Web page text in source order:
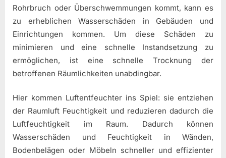
Rohrbruch oder Überschwemmungen kommt, kann es
zu erheblichen Wasserschäden in Gebäuden und
Einrichtungen kommen. Um diese Schäden zu
minimieren und eine schnelle Instandsetzung zu
ermöglichen, ist eine schnelle Trocknung der
betroffenen Räumlichkeiten unabdingbar.
Hier kommen Luftentfeuchter ins Spiel: sie entziehen
der Raumluft Feuchtigkeit und reduzieren dadurch die
Luftfeuchtigkeit im Raum. Dadurch können
Wasserschäden und Feuchtigkeit in Wänden,
Bodenbelägen oder Möbeln schneller und effizienter